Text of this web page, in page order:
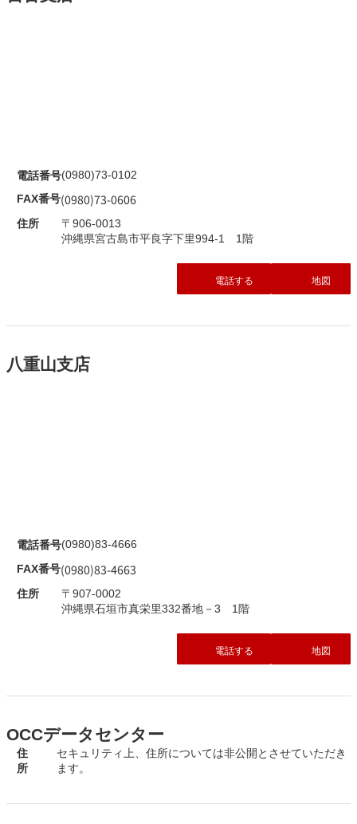
電話番号(0980)73-0102
FAX番号(0980)73-0606
住所
〒906-0013
沖縄県宮古島市平良字下里994-1 1階
電話する 地図
八重山支店
電話番号(0980)83-4666
FAX番号(0980)83-4663
住所
〒907-0002
沖縄県石垣市真栄里332番地－3 1階
電話する 地図
OCCデータセンター
住
所
セキュリティ上、住所については非公開とさせていただき
ます。